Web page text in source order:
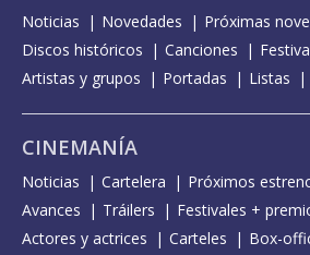
Noticias Novedades
Próximas
Discos históricos
Canciones
Artistas y grupos
Portadas Listas
CINEMANÍA
Noticias Cartelera Próximos
Avances
Tráilers
Festivales +
Actores y actrices
Carteles Box-